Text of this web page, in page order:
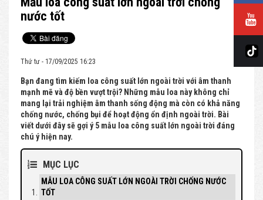
nước tốt
Thứ tư - 17/09/2025 16:23
Bạn đang tìm kiếm loa công suất lớn ngoài trời với âm thanh
mạnh mẽ và độ bền vượt trội? Những mẫu loa này không chỉ
mang lại trải nghiệm âm thanh sống động mà còn có khả năng
chống nước, chống bụi để hoạt động ổn định ngoài trời. Bài
viết dưới đây sẽ gợi ý 5 mẫu loa công suất lớn ngoài trời đáng
chú ý hiện nay.
MỤC LỤC
MẪU LOA CÔNG SUẤT LỚN NGOÀI TRỜI CHỐNG NƯỚC
TỐT